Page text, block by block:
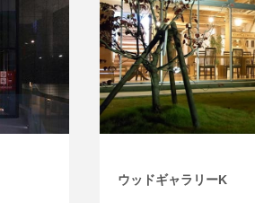
ウッドギャラリーK